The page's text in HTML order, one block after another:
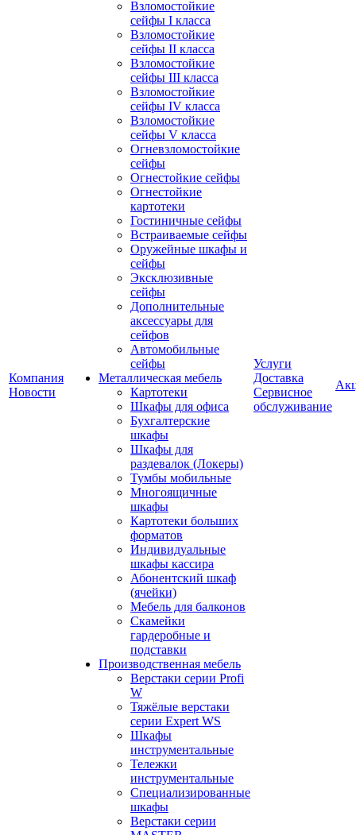
Компания
Новости
Взломостойкие
сейфы I класса
Взломостойкие
сейфы II класса
Взломостойкие
сейфы III класса
Взломостойкие
сейфы IV класса
Взломостойкие
сейфы V класса
Огневзломостойкие
сейфы
Огнестойкие сейфы
Огнестойкие
картотеки
Гостиничные сейфы
Встраиваемые сейфы
Оружейные шкафы и
сейфы
Эксклюзивные
сейфы
Дополнительные
аксессуары для
сейфов
Автомобильные
сейфы
Металлическая мебель
Картотеки
Шкафы для офиса
Бухгалтерские
шкафы
Шкафы для
раздевалок (Локеры)
Тумбы мобильные
Многоящичные
шкафы
Картотеки больших
форматов
Индивидуальные
шкафы кассира
Абонентский шкаф
(ячейки)
Мебель для балконов
Скамейки
гардеробные и
подставки
Производственная мебель
Верстаки серии Profi
W
Тяжёлые верстаки
серии Expert WS
Шкафы
инструментальные
Тележки
инструментальные
Cпециализированные
шкафы
Верстаки серии
Услуги
Доставка
Сервисное
обслуживание